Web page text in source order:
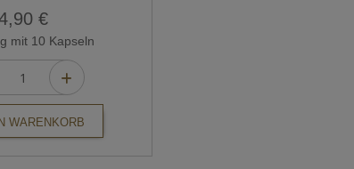
€
mit 10 Kapseln
WARENKORB